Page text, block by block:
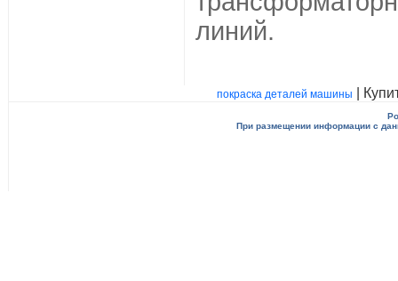
линий.
покраска деталей машины |
При размещении информации с